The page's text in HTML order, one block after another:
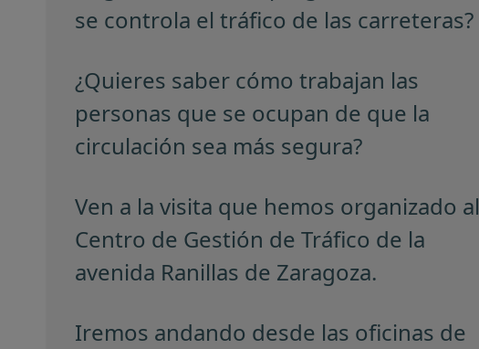
se controla el tráfico de las carreteras?
¿Quieres saber cómo trabajan las
personas que se ocupan de que la
circulación sea más segura?
Ven a la visita que hemos organizado al
Centro de Gestión de Tráfico de la
avenida Ranillas de Zaragoza.
Iremos andando desde las oficinas de